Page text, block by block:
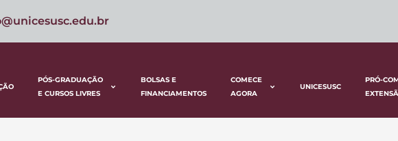
PÓS-GRADUAÇÃO
E CURSOS LIVRES
BOLSAS E
FINANCIAMENTOS
COMECE
AGORA
UNICESUSC
PRÓ-